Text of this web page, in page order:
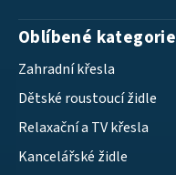
Oblíbené kategorie
Zahradní křesla
Dětské roustoucí židle
Relaxační a TV křesla
Kancelářské židle